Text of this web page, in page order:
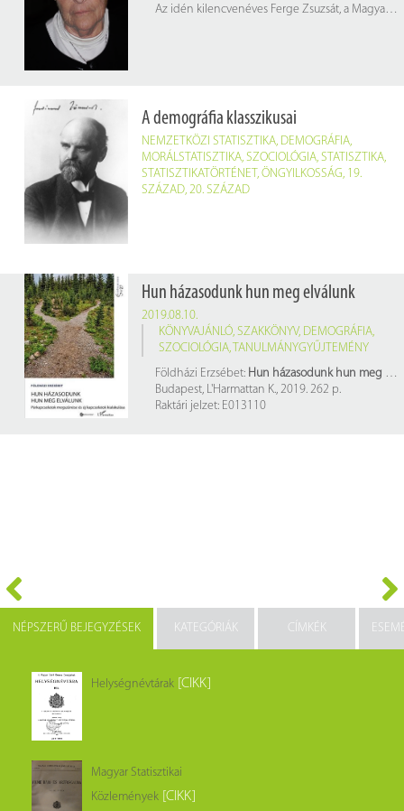
Az idén kilencvenéves Ferge Zsuzsát, a Magyar Tudomány legfrissebb számában, születésnapja alkalmából Szelényi Iván köszönti. A két szociológus életének egyik közös színtere a Központi Statisztikai Hivatal, illetve annak könyvtára.
A demográfia klasszikusai
NEMZETKÖZI STATISZTIKA, DEMOGRÁFIA,
MORÁLSTATISZTIKA, SZOCIOLÓGIA, STATISZTIKA,
STATISZTIKATÖRTÉNET, ÖNGYILKOSSÁG, 19.
SZÁZAD, 20. SZÁZAD
Hun házasodunk hun meg elválunk
2019.08.10.
KÖNYVAJÁNLÓ, SZAKKÖNYV, DEMOGRÁFIA,
SZOCIOLÓGIA, TANULMÁNYGYŰJTEMÉNY
Földházi Erzsébet: Hun házasodunk hun meg elválunk
Budapest, L'Harmattan K., 2019. 262 p.
Raktári jelzet: E013110
NÉPSZERŰ BEJEGYZÉSEK KATEGÓRIÁK CÍMKÉK
Helységnévtárak [CIKK]
Magyar Statisztikai
Közlemények [CIKK]